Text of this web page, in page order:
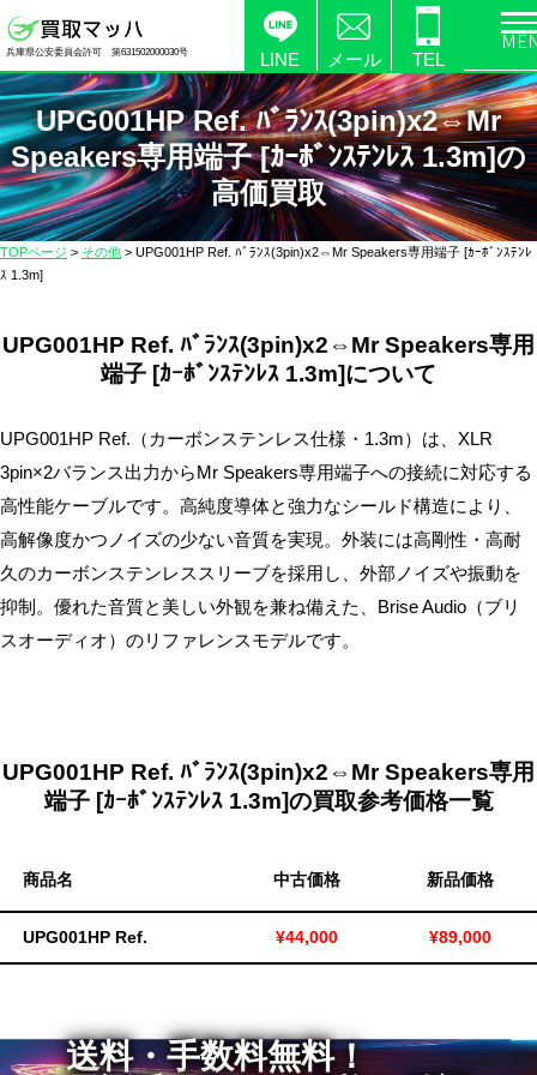
製
品
の
高
価
買
【買
取
ッ
ハ】
送
料
無
料・
込！
兵庫県公安委員会許可 第631502000030号 LINE メール TEL
UPG001HP Ref. ﾊﾞﾗﾝｽ(3pin)x2⇔Mr
Speakers専用端子 [ｶｰﾎﾞﾝｽﾃﾝﾚｽ 1.3m]の
高価買取
TOPページ > その他 > UPG001HP Ref. ﾊﾞﾗﾝｽ(3pin)x2⇔Mr Speakers専用端子 [ｶｰﾎﾞﾝｽﾃﾝﾚ
ｽ 1.3m]
UPG001HP Ref. ﾊﾞﾗﾝｽ(3pin)x2⇔Mr Speakers専用
端子 [ｶｰﾎﾞﾝｽﾃﾝﾚｽ 1.3m]について
UPG001HP Ref.（カーボンステンレス仕様・1.3m）は、XLR
3pin×2バランス出力からMr Speakers専用端子への接続に対応する
高性能ケーブルです。高純度導体と強力なシールド構造により、
高解像度かつノイズの少ない音質を実現。外装には高剛性・高耐
久のカーボンステンレススリーブを採用し、外部ノイズや振動を
抑制。優れた音質と美しい外観を兼ね備えた、Brise Audio（ブリ
スオーディオ）のリファレンスモデルです。
UPG001HP Ref. ﾊﾞﾗﾝｽ(3pin)x2⇔Mr Speakers専用
端子 [ｶｰﾎﾞﾝｽﾃﾝﾚｽ 1.3m]の買取参考価格一覧
商品名 中古価格 新品価格
UPG001HP Ref. ¥44,000 ¥89,000
送料・手数料無料！